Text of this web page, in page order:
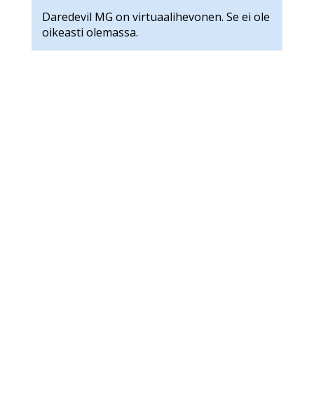
Daredevil MG on virtuaalihevonen. Se ei ole
oikeasti olemassa.